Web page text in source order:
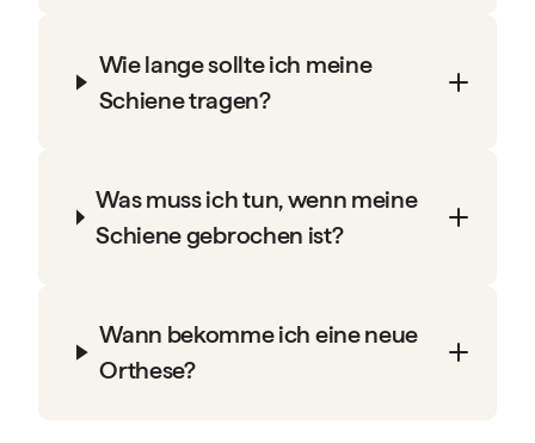
Wie lange sollte ich meine
Schiene tragen?
Was muss ich tun, wenn meine
Schiene gebrochen ist?
Wann bekomme ich eine neue
Orthese?